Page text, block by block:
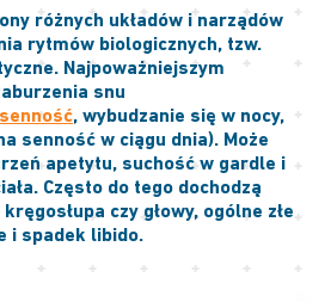
różnych układów i narządów
rytmów biologicznych, tzw.
Najpoważniejszym
snu
, wybudzanie się w nocy,
senność w ciągu dnia). Może
apetytu, suchość w gardle i
Często do tego dochodzą
czy głowy, ogólne złe
i spadek libido.